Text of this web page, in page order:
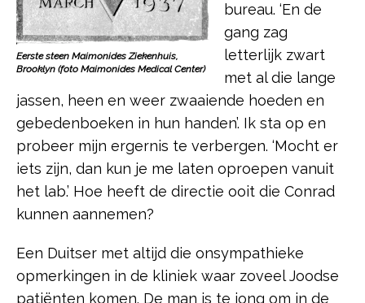
Eerste steen Maimonides Ziekenhuis,
Brooklyn (foto Maimonides Medical Center)
bureau. ‘En de
gang zag
letterlijk zwart
met al die lange
jassen, heen en weer zwaaiende hoeden en
gebedenboeken in hun handen’. Ik sta op en
probeer mijn ergernis te verbergen. ‘Mocht er
iets zijn, dan kun je me laten oproepen vanuit
het lab.’ Hoe heeft de directie ooit die Conrad
kunnen aannemen?
Een Duitser met altijd die onsympathieke
opmerkingen in de kliniek waar zoveel Joodse
patiënten komen. De man is te jong om in de